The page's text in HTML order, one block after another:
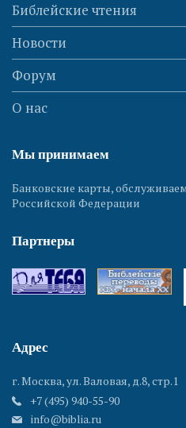
Библейские чтения
Новости
Форум
О нас
Мы принимаем
Банковские карты,
Российской Федерации
Партнеры
Адрес
г. Москва, ул. Валовая, д.8, стр.1
+7 (495) 940-55-90
info@biblia.ru